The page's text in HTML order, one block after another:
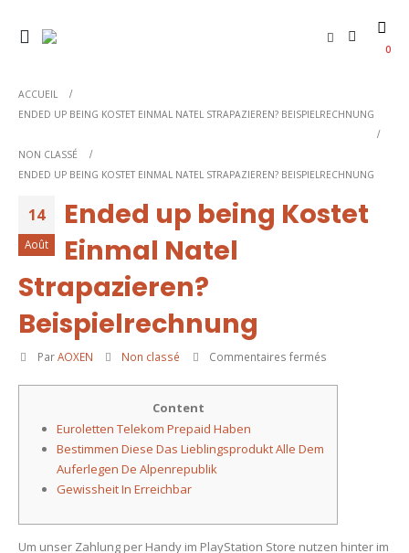
0
ACCUEIL
ENDED UP BEING KOSTET EINMAL NATEL STRAPAZIEREN? BEISPIELRECHNUNG
NON CLASSÉ
ENDED UP BEING KOSTET EINMAL NATEL STRAPAZIEREN? BEISPIELRECHNUNG
14
Août
Ended up being Kostet
Einmal Natel
Strapazieren?
Beispielrechnung
Par AOXEN Non classé Commentaires fermés
Content
Euroletten Telekom Prepaid Haben
Bestimmen Diese Das Lieblingsprodukt Alle Dem
Auferlegen De Alpenrepublik
Gewissheit In Erreichbar
Um unser Zahlung per Handy im PlayStation Store nutzen hinter im